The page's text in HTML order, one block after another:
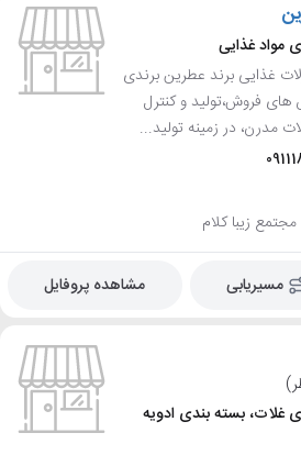
مواد غذایی
غذایی برند عطرین برندی
های فروش،تولید و کنترل
مدرن، در زمینه تولید...
مجتمع زیبا کلام
مسیریابی مشاهده پروفایل
غلات، بسته بندی ادویه